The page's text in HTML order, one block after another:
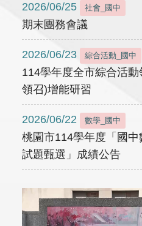
2026/06/25 社會_國中
期末團務會議
2026/06/23 綜合活動_國中
114學年度全市綜合活
領召)增能研習
2026/06/22 數學_國中
桃園市114學年度「國
試題甄選」成績公告